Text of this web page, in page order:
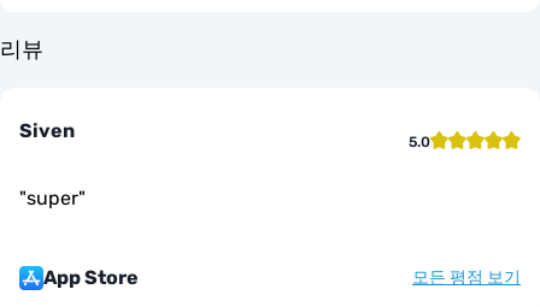
리뷰
Siven 5.0
"super"
App Store 모든 평점 보기